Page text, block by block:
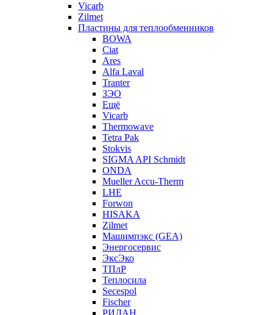
Vicarb
Zilmet
Пластины для теплообменников
BOWA
Ciat
Ares
Alfa Laval
Tranter
ЗЭО
Ещё
Vicarb
Thermowave
Tetra Pak
Stokvis
SIGMA API Schmidt
ONDA
Mueller Accu-Therm
LHE
Forwon
HISAKA
Zilmet
Машимпэкс (GEA)
Энергосервис
ЭксЭко
ТПлР
Теплосила
Secespol
Fischer
РИДАН